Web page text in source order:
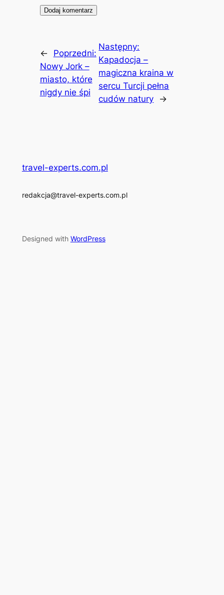
←
Poprzedni:
Nowy Jork –
miasto, które
nigdy nie śpi
Następny:
Kapadocja –
magiczna kraina w
sercu Turcji pełna
cudów natury
→
travel-experts.com.pl
redakcja@travel-experts.com.pl
Designed with WordPress